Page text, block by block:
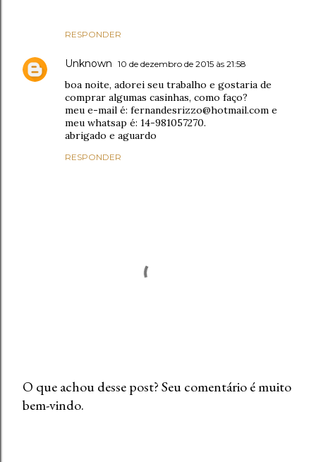
RESPONDER
Unknown 10 de dezembro de 2015 às 21:58
boa noite, adorei seu trabalho e gostaria de
comprar algumas casinhas, como faço?
meu e-mail é: fernandesrizzo@hotmail.com e
meu whatsap é: 14-981057270.
abrigado e aguardo
RESPONDER
P
O que achou desse post? Seu comentário é muito
bem-vindo.